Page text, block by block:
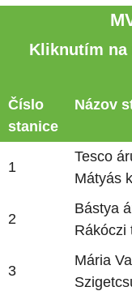
Kliknutím na
Číslo
stanice
Názov
1
Tesco
Mátyás
2
Bástya
Rákóczi
3
Mária